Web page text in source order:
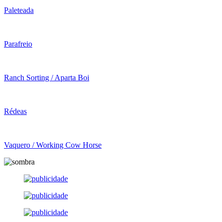
Paleteada
Parafreio
Ranch Sorting / Aparta Boi
Rédeas
Vaquero / Working Cow Horse